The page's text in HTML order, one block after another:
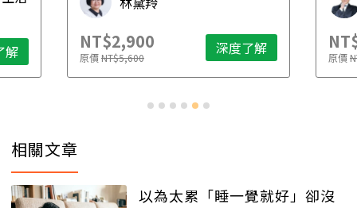
解 NT$2,900
原價NT$5,600 深度了解 原價
相關文章
以為太累「睡一覺就好」卻沒